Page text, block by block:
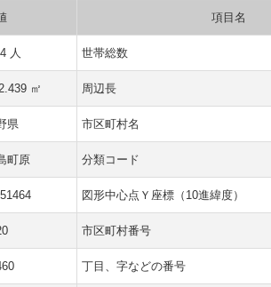
項目名
人 世帯総数
㎡ 周辺長
県 市区町村名
町原 分類コード
図形中心点Ｙ座標（10進緯度）
市区町村番号
丁目、字などの番号